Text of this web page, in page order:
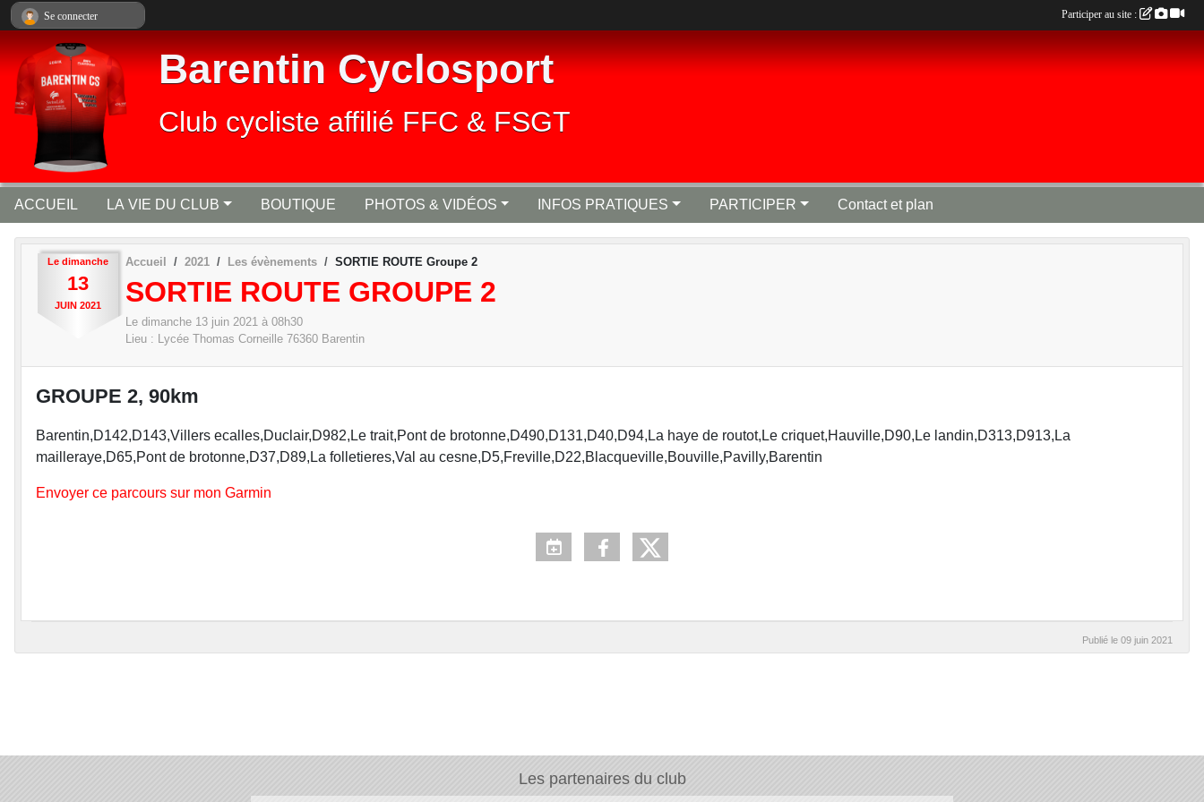
Barentin Cyclosport
Club cycliste affilié FFC & FSGT
ACCUEIL LA VIE DU CLUB BOUTIQUE PHOTOS & VIDÉOS INFOS PRATIQUES PARTICIPER Contact et plan
Le dimanche
13
JUIN 2021
Accueil 2021 Les évènements SORTIE ROUTE Groupe 2
SORTIE ROUTE GROUPE 2
Le dimanche 13 juin 2021 à 08h30
Lieu : Lycée Thomas Corneille 76360 Barentin
GROUPE 2, 90km
Barentin,D142,D143,Villers ecalles,Duclair,D982,Le trait,Pont de brotonne,D490,D131,D40,D94,La haye de routot,Le criquet,Hauville,D90,Le landin,D313,D913,La
mailleraye,D65,Pont de brotonne,D37,D89,La folletieres,Val au cesne,D5,Freville,D22,Blacqueville,Bouville,Pavilly,Barentin
Envoyer ce parcours sur mon Garmin
Publié le 09 juin 2021
Les partenaires du club
Se connecter Participer au site :
Panneau de gestion des cookies